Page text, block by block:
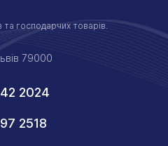
та господарчих товарів.
79000
2024
2518